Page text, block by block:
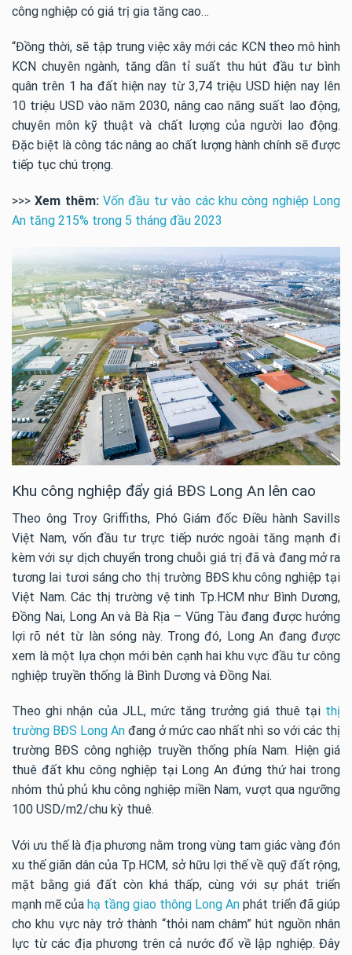
công nghiệp có giá trị gia tăng cao…
“Đồng thời, sẽ tập trung việc xây mới các KCN theo mô hình
KCN chuyên ngành, tăng dần tỉ suất thu hút đầu tư bình
quân trên 1 ha đất hiện nay từ 3,74 triệu USD hiện nay lên
10 triệu USD vào năm 2030, nâng cao năng suất lao động,
chuyên môn kỹ thuật và chất lượng của người lao động.
Đặc biệt là công tác nâng ao chất lượng hành chính sẽ được
tiếp tục chú trọng.
>>>Xem thêm:Vốn đầu tư vào các khu công nghiệp Long
An tăng 215% trong 5 tháng đầu 2023
Khu công nghiệp đẩy giá BĐS Long An lên cao
Theo ông Troy Griffiths, Phó Giám đốc Điều hành Savills
Việt Nam, vốn đầu tư trực tiếp nước ngoài tăng mạnh đi
kèm với sự dịch chuyển trong chuỗi giá trị đã và đang mở ra
tương lai tươi sáng cho thị trường BĐS khu công nghiệp tại
Việt Nam. Các thị trường vệ tinh Tp.HCM như Bình Dương,
Đồng Nai, Long An và Bà Rịa – Vũng Tàu đang được hưởng
lợi rõ nét từ làn sóng này. Trong đó, Long An đang được
xem là một lựa chọn mới bên cạnh hai khu vực đầu tư công
nghiệp truyền thống là Bình Dương và Đồng Nai.
Theo ghi nhận của JLL, mức tăng trưởng giá thuê tại thị
trường BĐS Long An đang ở mức cao nhất nhì so với các thị
trường BĐS công nghiệp truyền thống phía Nam. Hiện giá
thuê đất khu công nghiệp tại Long An đứng thứ hai trong
nhóm thủ phủ khu công nghiệp miền Nam, vượt qua ngưỡng
100 USD/m2/chu kỳ thuê.
Với ưu thế là địa phương nằm trong vùng tam giác vàng đón
xu thế giãn dân của Tp.HCM, sở hữu lợi thế về quỹ đất rộng,
mặt bằng giá đất còn khá thấp, cùng với sự phát triển
mạnh mẽ của hạ tầng giao thông Long An phát triển đã giúp
cho khu vực này trở thành “thỏi nam châm” hút nguồn nhân
lực từ các địa phương trên cả nước đổ về lập nghiệp. Đây